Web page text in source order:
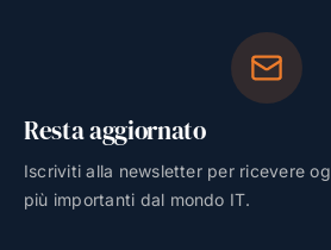
Resta aggiornato
Iscriviti alla newsletter per ricevere
più importanti dal mondo IT.